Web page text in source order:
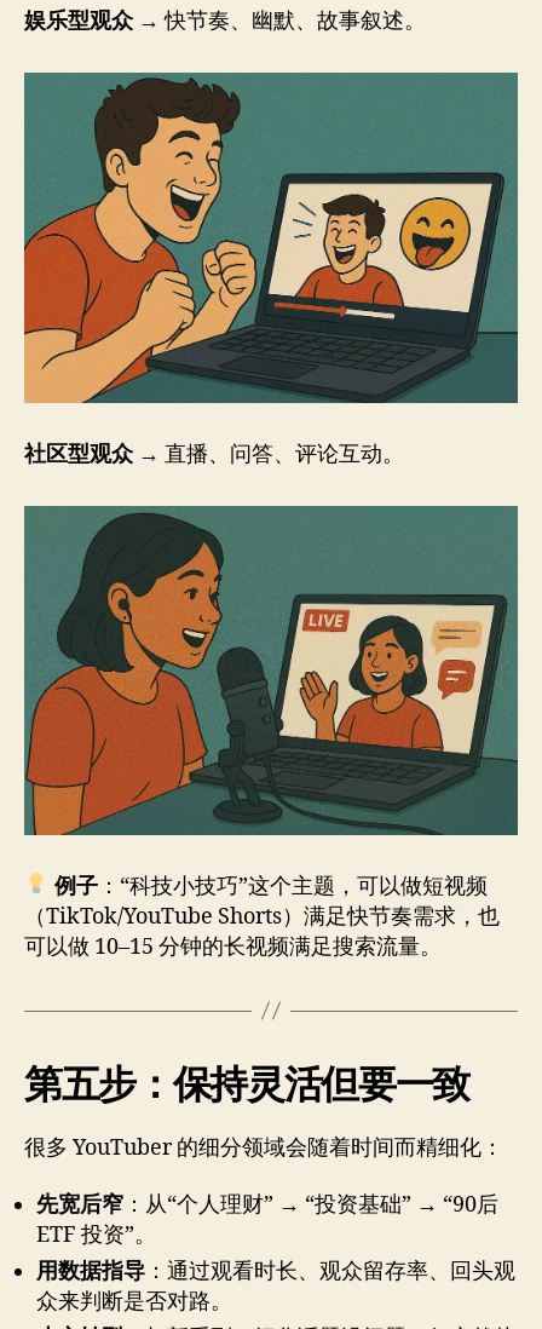
娱乐型观众→ 快节奏、幽默、故事叙述。
社区型观众→ 直播、问答、评论互动。
例子：“科技小技巧”这个主题，可以做短视频
（TikTok/YouTube Shorts）满足快节奏需求，也
可以做 10–15 分钟的长视频满足搜索流量。
第五步：保持灵活但要一致
很多 YouTuber 的细分领域会随着时间而精细化：
先宽后窄 ：从“个人理财” → “投资基础” → “90后
ETF 投资”。
用数据指导 ：通过观看时长、观众留存率、回头观
众来判断是否对路。